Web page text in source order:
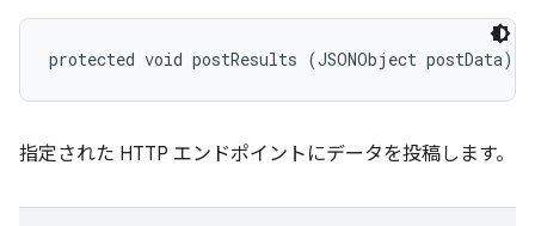
protected void postResults (JSONObject postData)
指定された HTTP エンドポイントにデータを投稿します。